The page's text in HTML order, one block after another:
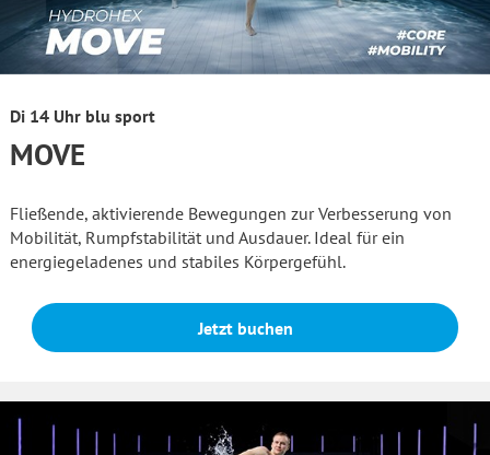
Di 14 Uhr blu sport
MOVE
Fließende, aktivierende Bewegungen zur Verbesserung von
Mobilität, Rumpfstabilität und Ausdauer. Ideal für ein
energiegeladenes und stabiles Körpergefühl.
Jetzt buchen